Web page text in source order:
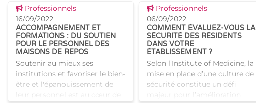
infirmiers chefs des maisons
de repos (MR) et maisons de
repos et de
est la prime non-marchand.
Qu'est-ce que la prime non-
Voir cette news
Professionnels
16/09/2022
ACCOMPAGNEMENT ET
FORMATIONS : DU SOUTIEN
POUR LE PERSONNEL DES
MAISONS DE REPOS
Soutenir au mieux ses
institutions et favoriser le bien-
être et l'épanouissement de
leur personnel est au cœur de
Voir cette news
Professionnels
06/09/2022
COMMENT ÉVALUEZ-VOUS LA
SÉCURITÉ DES RÉSIDENTS
DANS VOTRE
ÉTABLISSEMENT ?
Selon l’Institute of Medicine, la
mise en place d’une culture de
sécurité constitue un défi
majeur pour l’amélioration